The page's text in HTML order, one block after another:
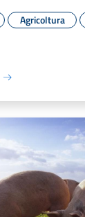
Agricoltura